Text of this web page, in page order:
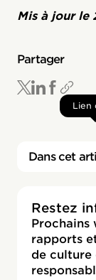
Mis à jour le
Partager
Lien
Dans cet
Restez
Prochains
rapports
de culture